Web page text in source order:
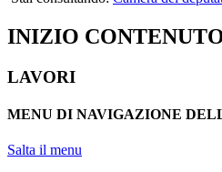
INIZIO
LAVORI
MENU DI NAVIGAZIONE
Salta il menu